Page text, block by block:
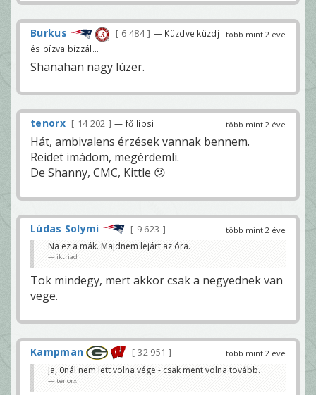
több mint 2 éve
Burkus 6 484
— Küzdve küzdj
és bízva bízzál...
Shanahan nagy lúzer.
több mint 2 éve
tenorx 14 202 — fő libsi
Hát, ambivalens érzések vannak bennem.
Reidet imádom, megérdemli.
De Shanny, CMC, Kittle 😕
több mint 2 éve
Lúdas Solymi
9 623
Na ez a mák. Majdnem lejárt az óra.
iktriad
Tok mindegy, mert akkor csak a negyednek van
vege.
több mint 2 éve
Kampman
32 951
Ja, 0nál nem lett volna vége - csak ment volna tovább.
tenorx